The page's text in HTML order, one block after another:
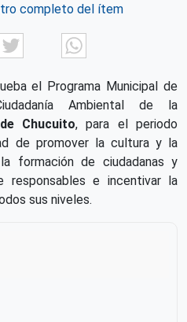
completo del ítem
FacebookTwitter
el Programa Municipal de
Ambiental de la
Chucuito, para el periodo
de promover la cultura y la
formación de ciudadanas y
responsables e incentivar la
sus niveles.